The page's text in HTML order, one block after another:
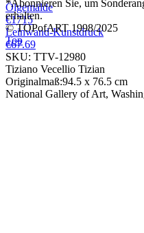
Ölgemälde
€1715
Leinwand-Kunstdruck
€67.69
SKU: TTV-12980
Tiziano Vecellio Tizian
Originalmaß:94.5 x 76.5 cm
National Gallery of Art,
*Abonnieren Sie, um
erhalten.
© TOPofART 1998/2025
Top